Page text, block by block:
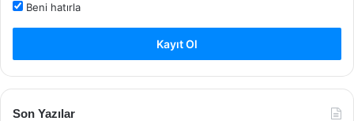
Beni hatırla
Kayıt Ol
Son Yazılar